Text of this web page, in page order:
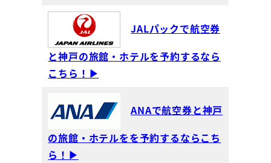
JALパックで航空券
と神戸の旅館・ホテルを予約するなら
こちら！▶
ANAで航空券と神戸
の旅館・ホテルをを予約するならこち
ら！▶